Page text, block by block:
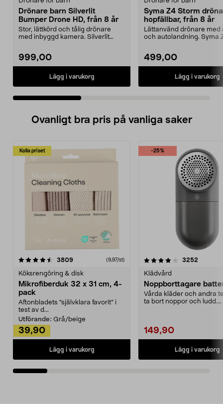
Drönare barn Silverlit
Bumper Drone HD, från 8 år
Stor, lättkörd och tålig drönare
med inbyggd kamera. Silverlit
999,00
Lägg i varukorg
Syma Z4 Storm
hopfällbar, från 8 år
Lättanvänd drönare med
och autolandning. Syma
499,00
Lägg i varukorg
Ovanligt bra pris på vanliga saker
Kolla priset
3809recensioner (9,97/st)
Köksrengöring & disk
Mikrofiberduk 32 x 31 cm, 4-
pack
Aftonbladets "självklara favorit” i
test av d...
Utförande: Grå/beige
39,90
Lägg i varukorg
-25%
4.0av 5 stjärnor 3252
Klädvård
Noppborttagare
Vårda kläder och andra
ta bort noppor och ludd.
149,90
Lägg i varukorg
4.5av 5 stjärnor